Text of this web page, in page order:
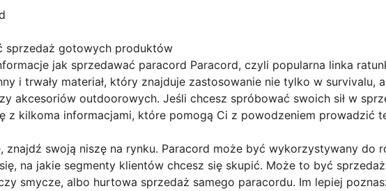
sprzedaż gotowych produktów
jak sprzedawać paracord Paracord, czyli popularna linka
i trwały materiał, który znajduje zastosowanie nie tylko w survivalu,
akcesoriów outdoorowych. Jeśli chcesz spróbować swoich sił w
z kilkoma informacjami, które pomogą Ci z powodzeniem prowadzić
znajdź swoją niszę na rynku. Paracord może być wykorzystywany do
na jakie segmenty klientów chcesz się skupić. Może to być
smycze, albo hurtowa sprzedaż samego paracordu. Im lepiej